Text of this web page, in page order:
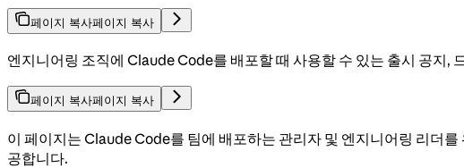
페이지 복사페이지 복사
엔지니어링 조직에 Claude Code를 배포할 때 사용할 수 있는 출시 공지,
페이지 복사페이지 복사
이 페이지는 Claude Code를 팀에 배포하는 관리자 및 엔지니어링 리더
공합니다.